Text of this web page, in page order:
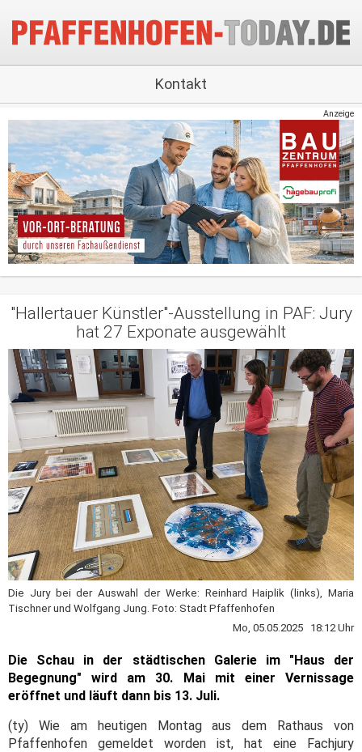
Kontakt
Anzeige
"Hallertauer Künstler"-Ausstellung in PAF: Jury
hat 27 Exponate ausgewählt
Die Jury bei der Auswahl der Werke: Reinhard Haiplik (links), Maria
Tischner und Wolfgang Jung. Foto: Stadt Pfaffenhofen
Mo, 05.05.2025 18:12 Uhr
Die Schau in der städtischen Galerie im "Haus der
Begegnung" wird am 30. Mai mit einer Vernissage
eröffnet und läuft dann bis 13. Juli.
(ty) Wie am heutigen Montag aus dem Rathaus von
Pfaffenhofen gemeldet worden ist, hat eine Fachjury